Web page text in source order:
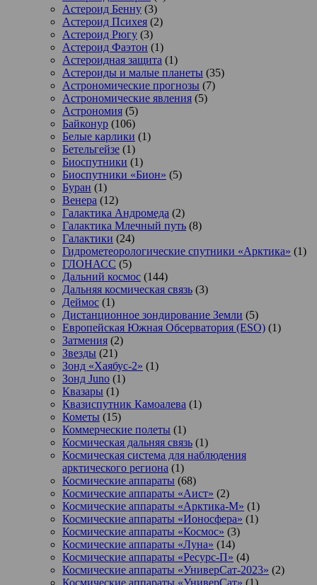
Астероид Бенну (3)
Астероид Психея (2)
Астероид Рюгу (3)
Астероид Фаэтон (1)
Астероидная защита (1)
Астероиды и малые планеты (35)
Астрономические прогнозы (7)
Астрономические явления (5)
Астрономия (5)
Байконур (106)
Белые карлики (1)
Бетельгейзе (1)
Биоспутники (1)
Биоспутники «Бион» (5)
Буран (1)
Венера (12)
Галактика Андромеда (2)
Галактика Млечный путь (8)
Галактики (24)
Гидрометеорологические спутники «Арктика» (1)
ГЛОНАСС (5)
Дальний космос (144)
Дальняя космическая связь (3)
Деймос (1)
Дистанционное зондирование Земли (5)
Европейская Южная Обсерватория (ESO) (1)
Затмения (2)
Звезды (21)
Зонд «Хаябус-2» (1)
Зонд Juno (1)
Квазары (1)
Квазиспутник Камоалева (1)
Кометы (15)
Коммерческие полеты (1)
Космическая дальняя связь (1)
Космическая система для наблюдения
арктического региона (1)
Космические аппараты (68)
Космические аппараты «Аист» (2)
Космические аппараты «Арктика-М» (1)
Космические аппараты «Ионосфера» (1)
Космические аппараты «Космос» (3)
Космические аппараты «Луна» (14)
Космические аппараты «Ресурс-П» (4)
Космические аппараты «УниверСат-2023» (2)
Космические аппараты «УниверСат» (1)